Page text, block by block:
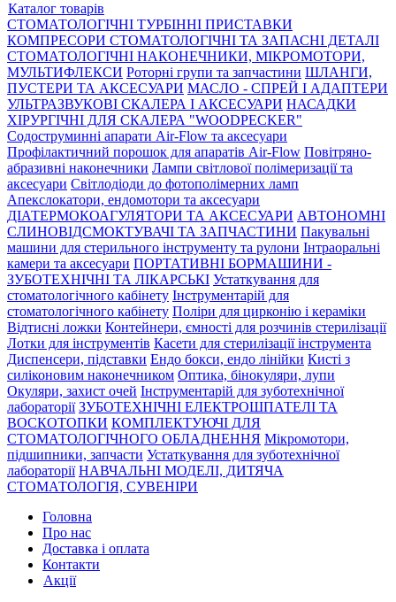
Каталог товарів
СТОМАТОЛОГІЧНІ ТУРБІННІ ПРИСТАВКИ
КОМПРЕСОРИ СТОМАТОЛОГІЧНІ ТА ЗАПАСНІ ДЕТАЛІ
СТОМАТОЛОГІЧНІ НАКОНЕЧНИКИ, МІКРОМОТОРИ,
МУЛЬТИФЛЕКСИ Роторні групи та запчастини ШЛАНГИ,
ПУСТЕРИ ТА АКСЕСУАРИ МАСЛО - СПРЕЙ І АДАПТЕРИ
УЛЬТРАЗВУКОВІ СКАЛЕРА І АКСЕСУАРИ НАСАДКИ
ХІРУРГІЧНІ ДЛЯ СКАЛЕРА "WOODPECKER"
Содоструминні апарати Air-Flow та аксесуари
Профілактичний порошок для апаратів Air-Flow Повітряно-
абразивні наконечники Лампи світлової полімеризації та
аксесуари Світлодіоди до фотополімерних ламп
Апекслокатори, ендомотори та аксесуари
ДІАТЕРМОКОАГУЛЯТОРИ ТА АКСЕСУАРИ АВТОНОМНІ
СЛИНОВІДСМОКТУВАЧІ ТА ЗАПЧАСТИНИ Пакувальні
машини для стерильного інструменту та рулони Інтраоральні
камери та аксесуари ПОРТАТИВНІ БОРМАШИНИ -
ЗУБОТЕХНІЧНІ ТА ЛІКАРСЬКІ Устаткування для
стоматологічного кабінету Інструментарій для
стоматологічного кабінету Поліри для цирконію і кераміки
Відтисні ложки Контейнери, ємності для розчинів стерилізації
Лотки для інструментів Касети для стерилізації інструмента
Диспенсери, підставки Ендо бокси, ендо лінійки Кисті з
силіконовим наконечником Оптика, бінокуляри, лупи
Окуляри, захист очей Інструментарій для зуботехнічної
лабораторії ЗУБОТЕХНІЧНІ ЕЛЕКТРОШПАТЕЛІ ТА
ВОСКОТОПКИ КОМПЛЕКТУЮЧІ ДЛЯ
СТОМАТОЛОГІЧНОГО ОБЛАДНЕННЯ Мікромотори,
підшипники, запчасти Устаткування для зуботехнічної
лабораторії НАВЧАЛЬНІ МОДЕЛІ, ДИТЯЧА
СТОМАТОЛОГІЯ, СУВЕНІРИ
Головна
Про нас
Доставка і оплата
Контакти
Акції